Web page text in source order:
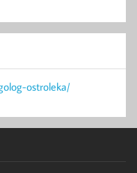
ostroleka/